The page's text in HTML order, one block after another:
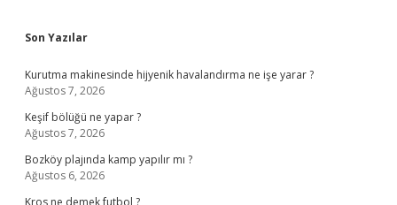
Sidebar
Son Yazılar
Kurutma makinesinde hijyenik havalandırma ne işe yarar ?
Ağustos 7, 2026
Keşif bölüğü ne yapar ?
Ağustos 7, 2026
Bozköy plajında kamp yapılır mı ?
Ağustos 6, 2026
Kros ne demek futbol ?